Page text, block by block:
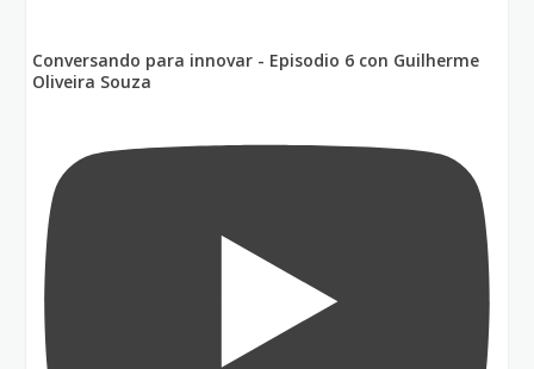
Conversando para innovar - Episodio 6 con Guilherme
Oliveira Souza